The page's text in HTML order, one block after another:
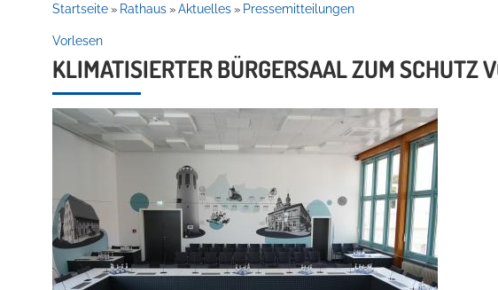
Service
Willkommen in Hockenheim
Startseite » Rathaus » Aktuelles » Pressemitteilungen
Vorlesen
KLIMATISIERTER BÜRGERSAAL ZUM SCHUTZ